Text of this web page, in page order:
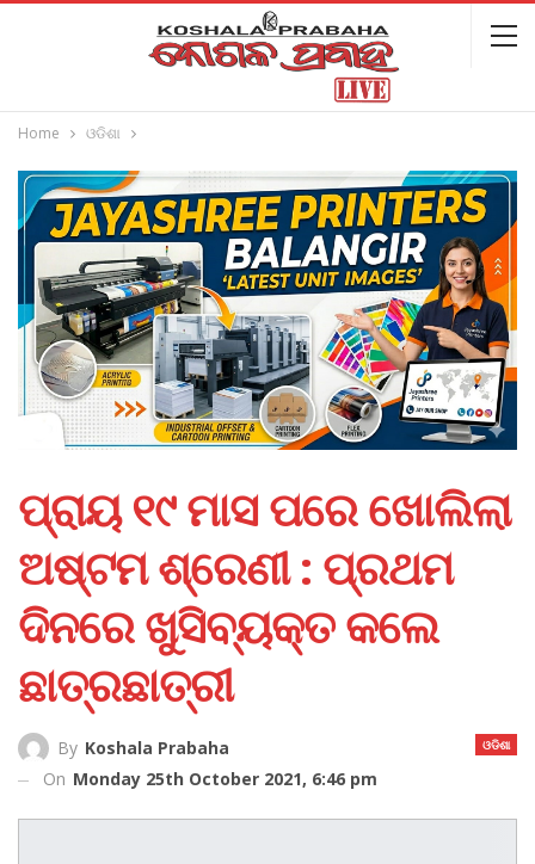
Home ଓଡିଶା
ପ୍ରାୟ ୧୯ ମାସ ପରେ ଖୋଲିଲା
ଅଷ୍ଟମ ଶ୍ରେଣୀ : ପ୍ରଥମ
ଦିନରେ ଖୁସିବ୍ୟକ୍ତ କଲେ
ଛାତ୍ରଛାତ୍ରୀ
ଓଡିଶା
By Koshala Prabaha
On Monday 25th October 2021, 6:46 pm